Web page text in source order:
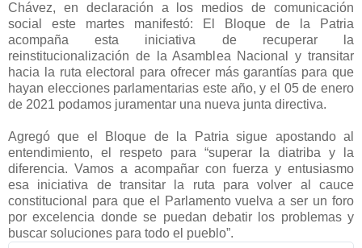
Chávez, en declaración a los medios de comunicación
social este martes manifestó: El Bloque de la Patria
acompaña esta iniciativa de recuperar la
reinstitucionalización de la Asamblea Nacional y transitar
hacia la ruta electoral para ofrecer más garantías para que
hayan elecciones parlamentarias este año, y el 05 de enero
de 2021 podamos juramentar una nueva junta directiva.
Agregó que el Bloque de la Patria sigue apostando al
entendimiento, el respeto para “superar la diatriba y la
diferencia. Vamos a acompañar con fuerza y entusiasmo
esa iniciativa de transitar la ruta para volver al cauce
constitucional para que el Parlamento vuelva a ser un foro
por excelencia donde se puedan debatir los problemas y
buscar soluciones para todo el pueblo”.